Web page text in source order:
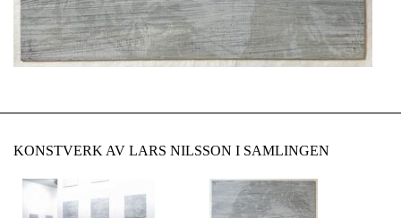
KONSTVERK AV LARS NILSSON I SAMLINGEN